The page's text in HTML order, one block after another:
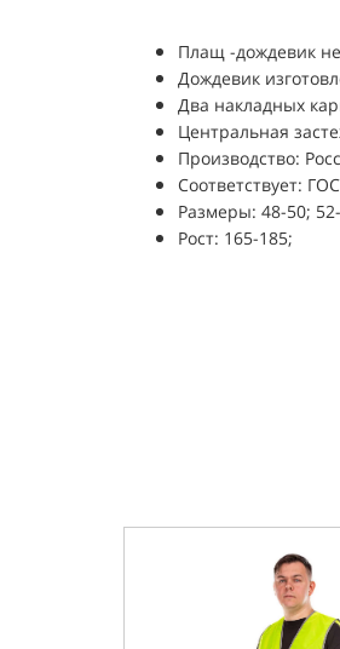
Плащ -дождевик
Дождевик
Два накладных
Центральная
Производство:
Соответствует:
Размеры: 48-50;
Рост: 165-185;